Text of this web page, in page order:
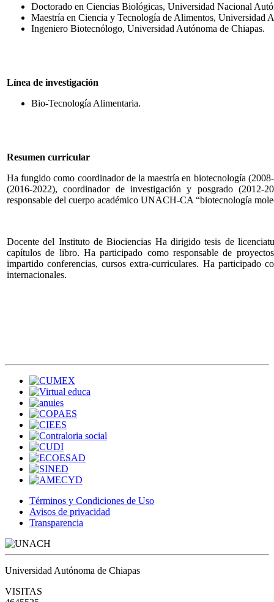
Doctorado en Ciencias Biológicas, Universidad Nacional
Maestría en Ciencia y Tecnología de Alimentos, Universidad
Ingeniero Biotecnólogo, Universidad Autónoma de Chiapas.
Línea de investigación
Bio-Tecnología Alimentaria.
Resumen curricular
Ha fungido como coordinador de la maestría en biotecnología
(2016-2022), coordinador de investigación y posgrado
responsable del cuerpo académico UNACH-CA “biotecnología
Docente del Instituto de Biociencias Ha dirigido tesis de
capítulos de libro. Ha participado como responsable de
impartido conferencias, cursos extra-curriculares. Ha participado
internacionales.
Términos y Condiciones de Uso
Avisos de privacidad
Transparencia
Universidad Autónoma de Chiapas
VISITAS